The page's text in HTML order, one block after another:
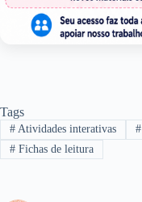
Tags
#Atividades interativas #
#Fichas de leitura